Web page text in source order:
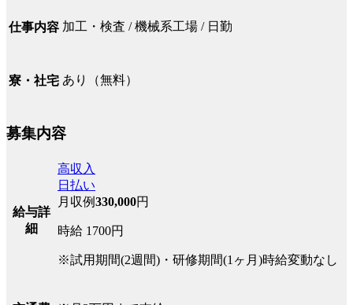
仕事内容 加工・検査 / 機械系工場 / 日勤
寮・社宅 あり（無料）
募集内容
給与詳
細
高収入
日払い
月収例330,000円
時給 1700円
※試用期間(2週間)・研修期間(1ヶ月)時給変動なし